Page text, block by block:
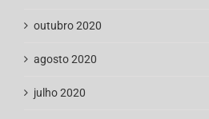
outubro 2020
agosto 2020
julho 2020